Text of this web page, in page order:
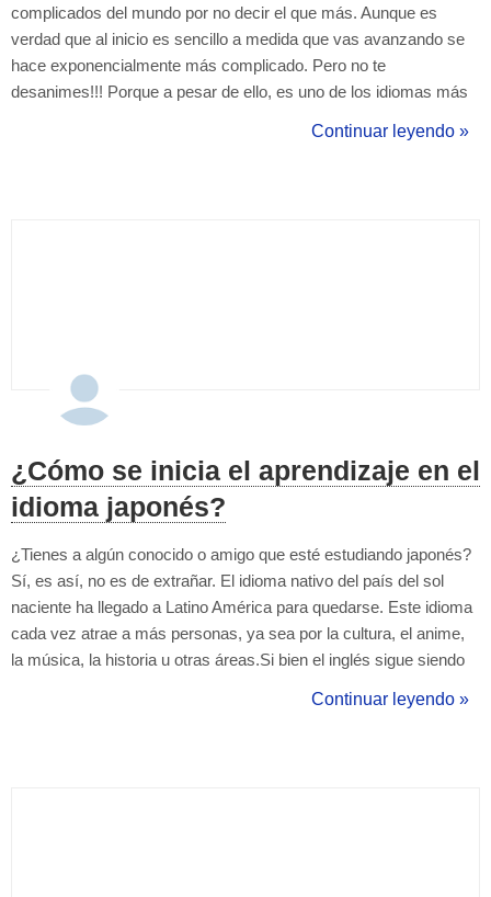
complicados del mundo por no decir el que más. Aunque es
verdad que al inicio es sencillo a medida que vas avanzando se
hace exponencialmente más complicado. Pero no te
desanimes!!! Porque a pesar de ello, es uno de los idiomas más
japonés. Por eso en este blog te voy a mostrar: Potencia
Continuar leyendo »
¿Cómo se inicia el aprendizaje en el
idioma japonés?
¿Tienes a algún conocido o amigo que esté estudiando japonés?
Sí, es así, no es de extrañar. El idioma nativo del país del sol
naciente ha llegado a Latino América para quedarse. Este idioma
cada vez atrae a más personas, ya sea por la cultura, el anime,
la música, la historia u otras áreas.Si bien el inglés sigue siendo
Continuar leyendo »